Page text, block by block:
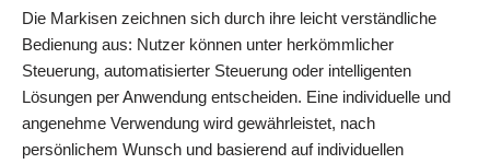
Die Markisen zeichnen sich durch ihre leicht verständliche
Bedienung aus: Nutzer können unter herkömmlicher
Steuerung, automatisierter Steuerung oder intelligenten
Lösungen per Anwendung entscheiden. Eine individuelle und
angenehme Verwendung wird gewährleistet, nach
persönlichem Wunsch und basierend auf individuellen